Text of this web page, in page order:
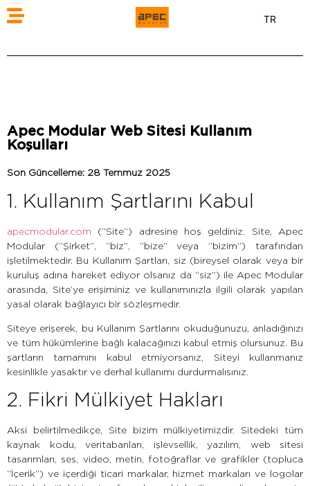
TR
Apec Modular Web Sitesi Kullanım
Koşulları
Son Güncelleme: 28 Temmuz 2025
1. Kullanım Şartlarını Kabul
apecmodular.com (“Site”) adresine hoş geldiniz. Site, Apec
Modular (“Şirket”, “biz”, “bize” veya “bizim”) tarafından
işletilmektedir. Bu Kullanım Şartları, siz (bireysel olarak veya bir
kuruluş adına hareket ediyor olsanız da “siz”) ile Apec Modular
arasında, Site’ye erişiminiz ve kullanımınızla ilgili olarak yapılan
yasal olarak bağlayıcı bir sözleşmedir.
Siteye erişerek, bu Kullanım Şartlarını okuduğunuzu, anladığınızı
ve tüm hükümlerine bağlı kalacağınızı kabul etmiş olursunuz. Bu
şartların tamamını kabul etmiyorsanız, Siteyi kullanmanız
kesinlikle yasaktır ve derhal kullanımı durdurmalısınız.
2. Fikri Mülkiyet Hakları
Aksi belirtilmedikçe, Site bizim mülkiyetimizdir. Sitedeki tüm
kaynak kodu, veritabanları, işlevsellik, yazılım, web sitesi
tasarımları, ses, video, metin, fotoğraflar ve grafikler (topluca
“İçerik”) ve içerdiği ticari markalar, hizmet markaları ve logolar